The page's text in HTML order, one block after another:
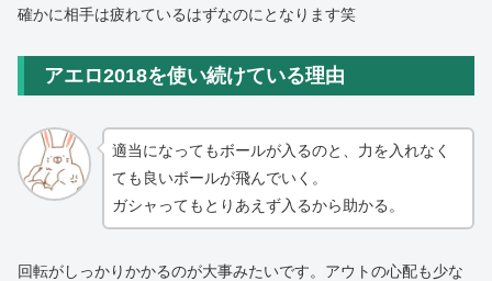
確かに相手は疲れているはずなのにとなります笑
アエロ2018を使い続けている理由
適当になってもボールが入るのと、力を入れなく
ても良いボールが飛んでいく。
ガシャってもとりあえず入るから助かる。
回転がしっかりかかるのが大事みたいです。アウトの心配も少な